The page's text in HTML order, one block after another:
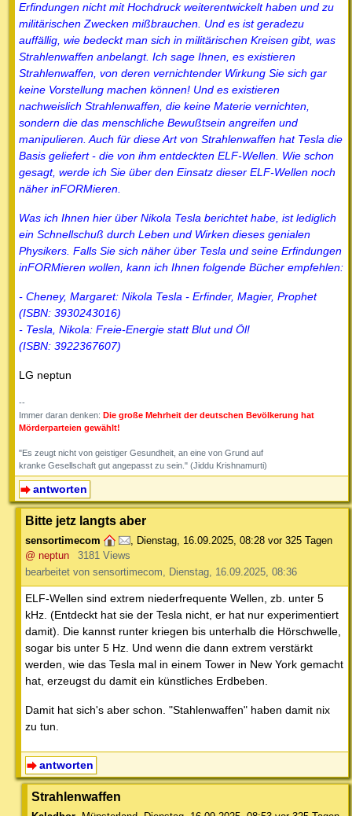
Erfindungen nicht mit Hochdruck weiterentwickelt haben und zu
militärischen Zwecken mißbrauchen. Und es ist geradezu
auffällig, wie bedeckt man sich in militärischen Kreisen gibt, was
Strahlenwaffen anbelangt. Ich sage Ihnen, es existieren
Strahlenwaffen, von deren vernichtender Wirkung Sie sich gar
keine Vorstellung machen können! Und es existieren
nachweislich Strahlenwaffen, die keine Materie vernichten,
sondern die das menschliche Bewußtsein angreifen und
manipulieren. Auch für diese Art von Strahlenwaffen hat Tesla die
Basis geliefert - die von ihm entdeckten ELF-Wellen. Wie schon
gesagt, werde ich Sie über den Einsatz dieser ELF-Wellen noch
näher inFORMieren.
Was ich Ihnen hier über Nikola Tesla berichtet habe, ist lediglich
ein Schnellschuß durch Leben und Wirken dieses genialen
Physikers. Falls Sie sich näher über Tesla und seine Erfindungen
inFORMieren wollen, kann ich Ihnen folgende Bücher empfehlen:
- Cheney, Margaret: Nikola Tesla - Erfinder, Magier, Prophet
(ISBN: 3930243016)
- Tesla, Nikola: Freie-Energie statt Blut und Öl!
(ISBN: 3922367607)
LG neptun
--
Immer daran denken: Die große Mehrheit der deutschen Bevölkerung hat
Mörderparteien gewählt!
"Es zeugt nicht von geistiger Gesundheit, an eine von Grund auf
kranke Gesellschaft gut angepasst zu sein." (Jiddu Krishnamurti)
antworten
Bitte jetz langts aber
sensortimecom , Dienstag, 16.09.2025, 08:28 vor 325 Tagen
@ neptun
3181 Views
bearbeitet von sensortimecom, Dienstag, 16.09.2025, 08:36
ELF-Wellen sind extrem niederfrequente Wellen, zb. unter 5
kHz. (Entdeckt hat sie der Tesla nicht, er hat nur experimentiert
damit). Die kannst runter kriegen bis unterhalb die Hörschwelle,
sogar bis unter 5 Hz. Und wenn die dann extrem verstärkt
werden, wie das Tesla mal in einem Tower in New York gemacht
hat, erzeugst du damit ein künstliches Erdbeben.
Damit hat sich's aber schon. "Stahlenwaffen" haben damit nix
zu tun.
antworten
Strahlenwaffen